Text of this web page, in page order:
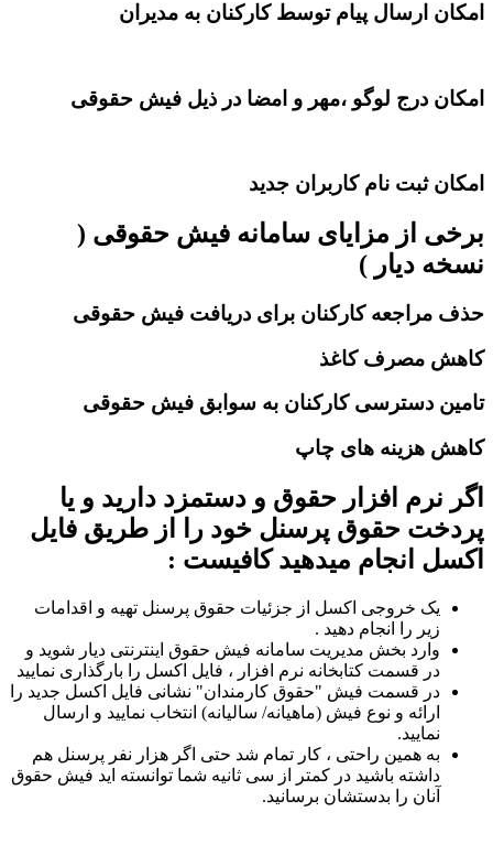
امکان ارسال پیام توسط کارکنان به مدیران
امکان درج لوگو ،مهر و امضا در ذیل فیش حقوقی
امکان ثبت نام کاربران جدید
برخی از مزایای سامانه فیش حقوقی (
نسخه دیار )
حذف مراجعه کارکنان برای دریافت فیش حقوقی
کاهش مصرف کاغذ
تامین دسترسی کارکنان به سوابق فیش حقوقی
کاهش هزینه های چاپ
اگر نرم افزار حقوق و دستمزد دارید و یا
پردخت حقوق پرسنل خود را از طریق فایل
اکسل انجام میدهید کافیست :
یک خروجی اکسل از جزئیات حقوق پرسنل تهیه و اقدامات
زیر را انجام دهید .
وارد بخش مدیریت سامانه فیش حقوق اینترنتی دیار شوید و
در قسمت کتابخانه نرم افزار ، فایل اکسل را بارگذاری نمایید
در قسمت فیش "حقوق کارمندان" نشانی فایل اکسل جدید را
ارائه و نوع فیش (ماهیانه/ سالیانه) انتخاب نمایید و ارسال
نمایید.
به همین راحتی ، کار تمام شد حتی اگر هزار نفر پرسنل هم
داشته باشید در کمتر از سی ثانیه شما توانسته اید فیش حقوق
آنان را بدستشان برسانید.